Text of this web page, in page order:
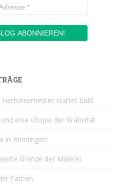
Herbstsemester startet bald
eine Utopie der Krativität
in Renningen
Grenze der Malerei
Farben